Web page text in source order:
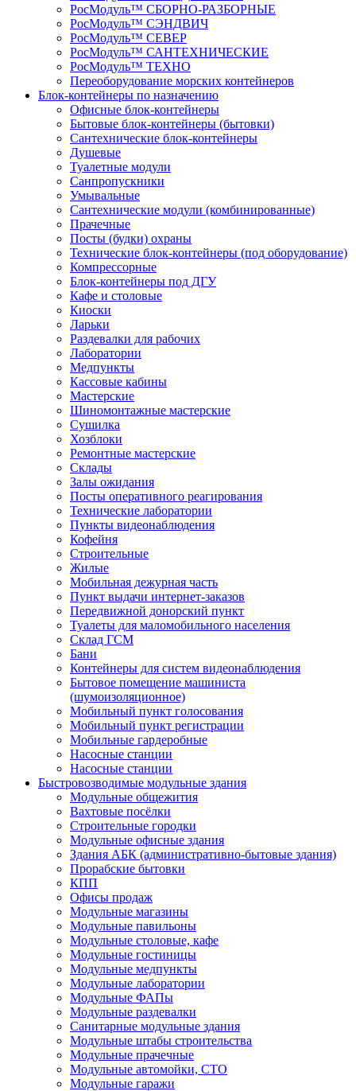
РосМодуль™ СБОРНО-РАЗБОРНЫЕ
РосМодуль™ СЭНДВИЧ
РосМодуль™ СЕВЕР
РосМодуль™ САНТЕХНИЧЕСКИЕ
РосМодуль™ ТЕХНО
Переоборудование морских контейнеров
Блок-контейнеры по назначению
Офисные блок-контейнеры
Бытовые блок-контейнеры (бытовки)
Сантехнические блок-контейнеры
Душевые
Туалетные модули
Санпропускники
Умывальные
Сантехнические модули (комбинированные)
Прачечные
Посты (будки) охраны
Технические блок-контейнеры (под оборудование)
Компрессорные
Блок-контейнеры под ДГУ
Кафе и столовые
Киоски
Ларьки
Раздевалки для рабочих
Лаборатории
Медпункты
Кассовые кабины
Мастерские
Шиномонтажные мастерские
Сушилка
Хозблоки
Ремонтные мастерские
Склады
Залы ожидания
Посты оперативного реагирования
Технические лаборатории
Пункты видеонаблюдения
Кофейня
Строительные
Жилые
Мобильная дежурная часть
Пункт выдачи интернет-заказов
Передвижной донорский пункт
Туалеты для маломобильного населения
Склад ГСМ
Бани
Контейнеры для систем видеонаблюдения
Бытовое помещение машиниста
(шумоизоляционное)
Мобильный пункт голосования
Мобильный пункт регистрации
Мобильные гардеробные
Насосные станции
Насосные станции
Быстровозводимые модульные здания
Модульные общежития
Вахтовые посёлки
Строительные городки
Модульные офисные здания
Здания АБК (административно-бытовые здания)
Прорабские бытовки
КПП
Офисы продаж
Модульные магазины
Модульные павильоны
Модульные столовые, кафе
Модульные гостиницы
Модульные медпункты
Модульные лаборатории
Модульные ФАПы
Модульные раздевалки
Санитарные модульные здания
Модульные штабы строительства
Модульные прачечные
Модульные автомойки, СТО
Модульные гаражи